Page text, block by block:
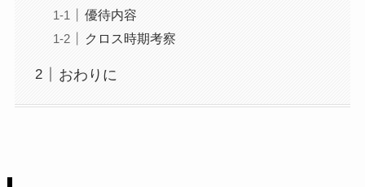
優待内容
クロス時期考察
おわりに